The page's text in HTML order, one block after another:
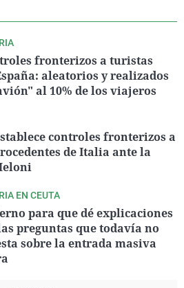
fronterizos a turistas
aleatorios y realizados
al 10% de los viajeros
controles fronterizos a
de Italia ante la
EN CEUTA
para que dé explicaciones
preguntas que todavía no
sobre la entrada masiva